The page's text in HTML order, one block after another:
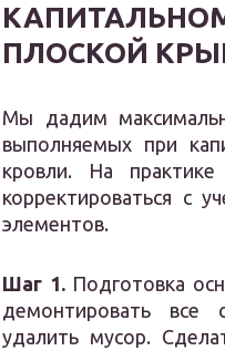
ПЛОСКОЙ
Мы дадим
выполняемых при
кровли. На
корректироваться с
элементов.
Шаг 1.Подготовка
демонтировать все
удалить мусор.